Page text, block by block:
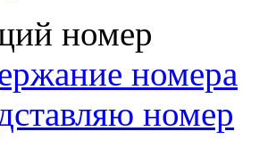
номер
номера
номер